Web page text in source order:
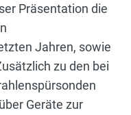
Präsentation die
Jahren, sowie
zu den bei
Geräte zur